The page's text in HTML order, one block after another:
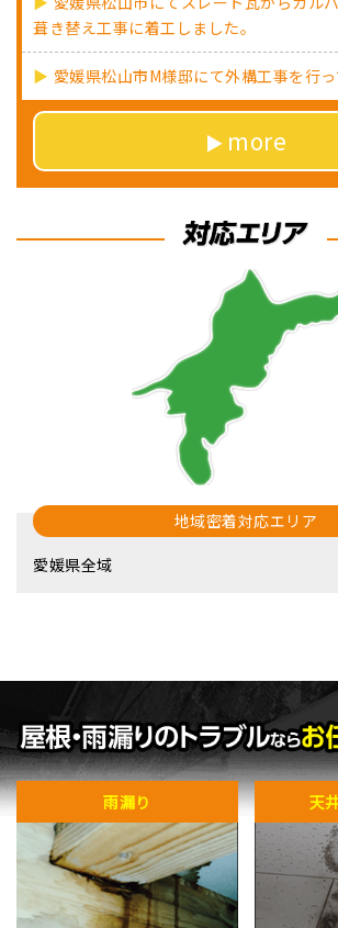
葺き替え工事に着工しました。
愛媛県松山市M様邸にて外構工事を行っ
more
地域密着対応エリア
愛媛県全域
雨漏り 天